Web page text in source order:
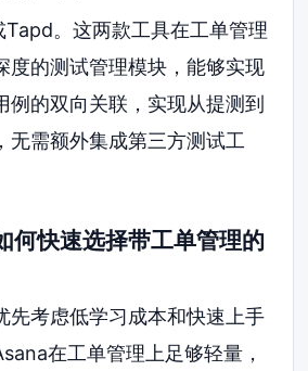
Tapd。这两款工具在工单管理
度的测试管理模块，能够实现
例的双向关联，实现从提测到
无需额外集成第三方测试工
何快速选择带工单管理的
先考虑低学习成本和快速上手
在工单管理上足够轻量，